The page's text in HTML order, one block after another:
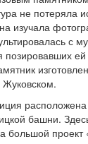
не потеряла
изучала
с
позировавших
расположена
башни.
большой проект